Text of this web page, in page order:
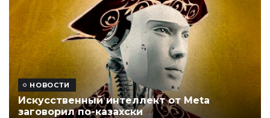
НОВОСТИ
Искусственный интеллект от Meta
заговорил по-казахски